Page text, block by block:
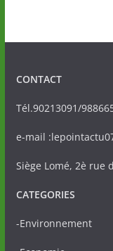
CONTACT
Tél.90213091/
e-mail
Siège Lomé, 2è rue
CATEGORIES
-Environnement